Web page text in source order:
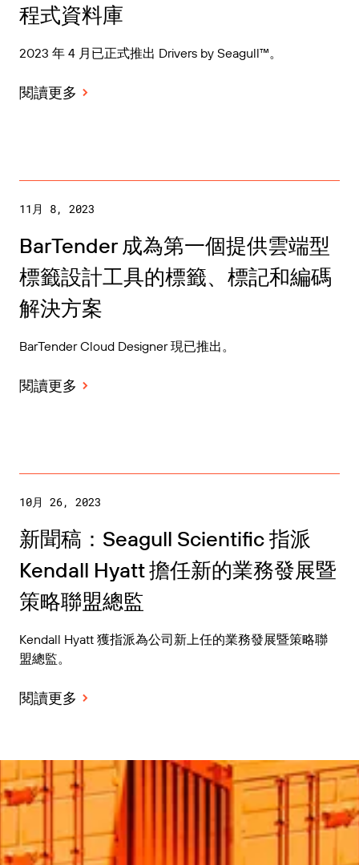
程式資料庫
2023 年 4 月已正式推出 Drivers by Seagull™。
閱讀更多
11月 8, 2023
BarTender 成為第一個提供雲端型
標籤設計工具的標籤、標記和編碼
解決方案
BarTender Cloud Designer 現已推出。
閱讀更多
10月 26, 2023
新聞稿：Seagull Scientific 指派
Kendall Hyatt 擔任新的業務發展暨
策略聯盟總監
Kendall Hyatt 獲指派為公司新上任的業務發展暨策略聯
盟總監。
閱讀更多